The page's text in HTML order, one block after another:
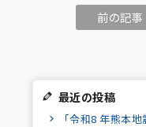
前の記事
最近の投稿
「令和8 年熊本